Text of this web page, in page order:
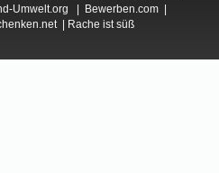
Umwelt.org Bewerben.com
| Rache ist süß